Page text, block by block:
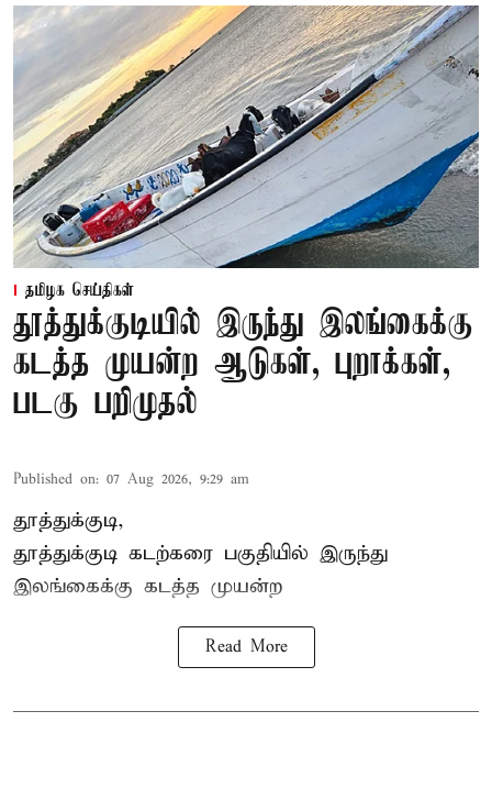
தமிழக செய்திகள்
தூத்துக்குடியில் இருந்து இலங்கைக்கு
கடத்த முயன்ற ஆடுகள், புறாக்கள்,
படகு பறிமுதல்
Published on: 07 Aug 2026, 9:29 am
தூத்துக்குடி,
தூத்துக்குடி கடற்கரை பகுதியில் இருந்து
இலங்கைக்கு கடத்த முயன்ற
Read More